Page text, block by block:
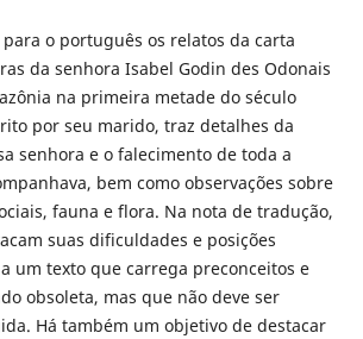
o português os relatos da carta
da senhora Isabel Godin des Odonais
na primeira metade do século
por seu marido, traz detalhes da
senhora e o falecimento de toda a
bem como observações sobre
fauna e flora. Na nota de tradução,
suas dificuldades e posições
um texto que carrega preconceitos e
obsoleta, mas que não deve ser
Há também um objetivo de destacar